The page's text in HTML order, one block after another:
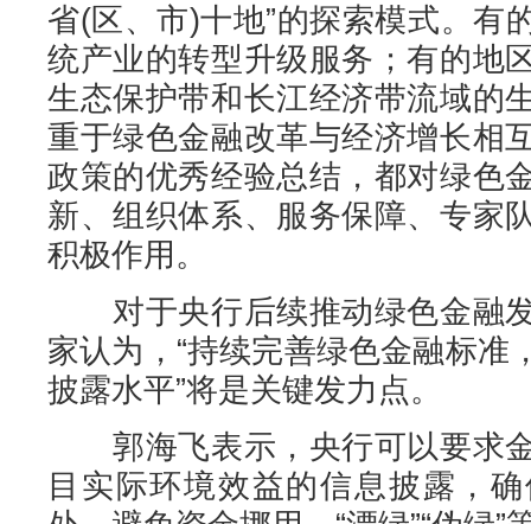
省(区、市)十地”的探索模式。有
统产业的转型升级服务；有的地
生态保护带和长江经济带流域的
重于绿色金融改革与经济增长相
政策的优秀经验总结，都对绿色
新、组织体系、服务保障、专家
积极作用。
对于央行后续推动绿色金融
家认为，“持续完善绿色金融标准
披露水平”将是关键发力点。
郭海飞表示，央行可以要求
目实际环境效益的信息披露，